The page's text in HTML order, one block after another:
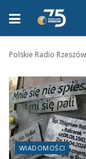
Polskie Radio Rzeszów
WIADOMOŚCI